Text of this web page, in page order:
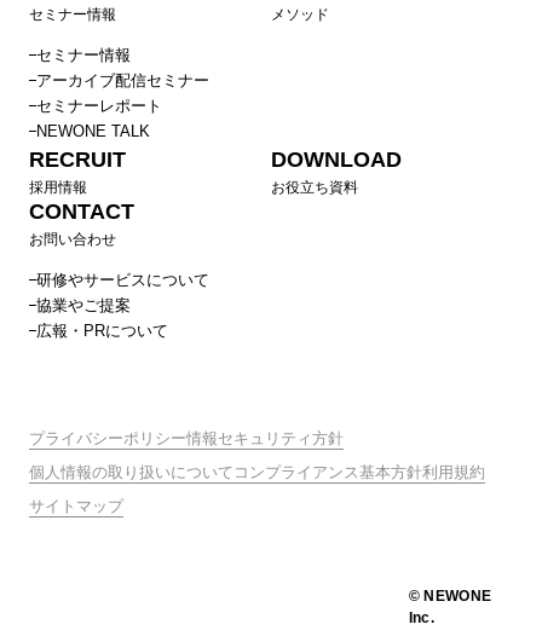
セミナー情報
セミナー情報
アーカイブ配信セミナー
セミナーレポート
NEWONE TALK
メソッド
RECRUIT
採用情報
DOWNLOAD
お役立ち資料
CONTACT
お問い合わせ
研修やサービスについて
協業やご提案
広報・PRについて
プライバシーポリシー情報セキュリティ方針
個人情報の取り扱いについて コンプライアンス基本方針利用規約
サイトマップ
© NEWONE
Inc.